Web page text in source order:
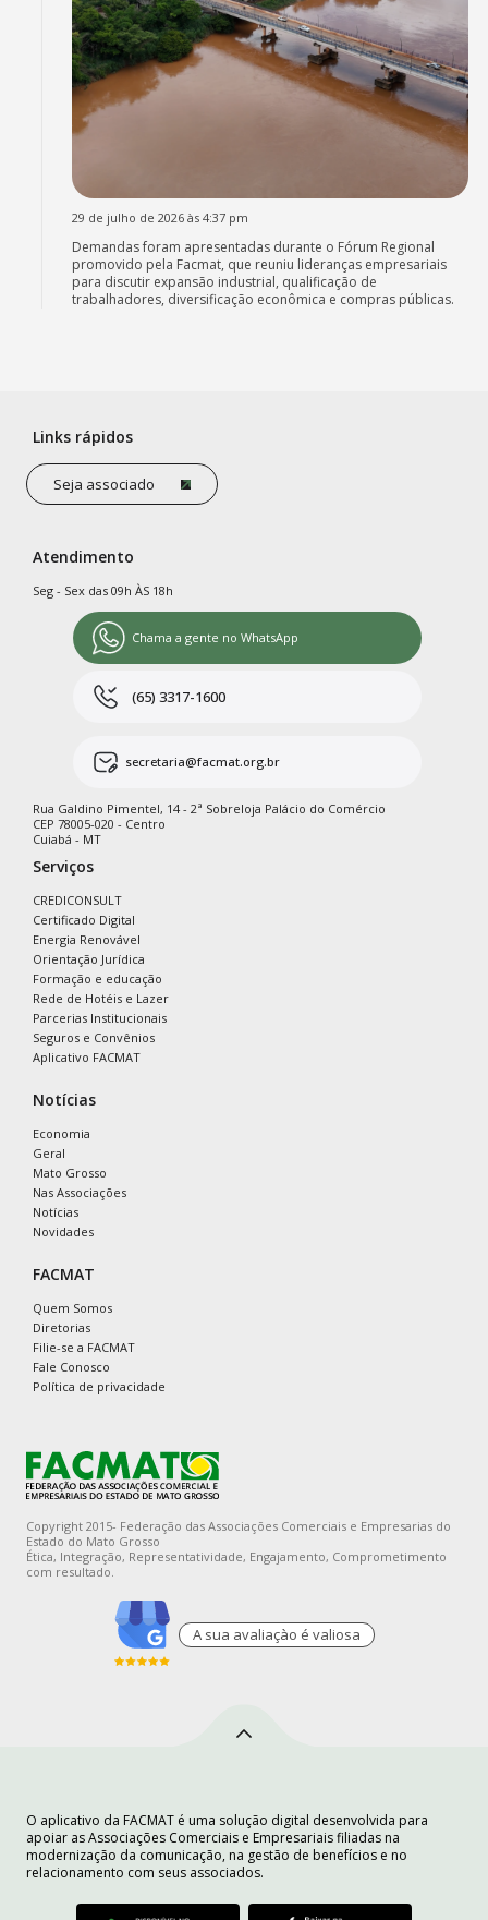
29 de julho de 2026 às 4:37 pm
Demandas foram apresentadas durante o Fórum Regional
promovido pela Facmat, que reuniu lideranças empresariais
para discutir expansão industrial, qualificação de
trabalhadores, diversificação econômica e compras públicas.
Links rápidos
Seja associado
Atendimento
Seg - Sex das 09h ÀS 18h
Chama a gente no WhatsApp
(65) 3317-1600
secretaria@facmat.org.br
Rua Galdino Pimentel, 14 - 2ª Sobreloja Palácio do Comércio
CEP 78005-020 - Centro
Cuiabá - MT
Serviços
CREDICONSULT
Certificado Digital
Energia Renovável
Orientação Jurídica
Formação e educação
Rede de Hotéis e Lazer
Parcerias Institucionais
Seguros e Convênios
Aplicativo FACMAT
Notícias
Economia
Geral
Mato Grosso
Nas Associações
Notícias
Novidades
FACMAT
Quem Somos
Diretorias
Filie-se a FACMAT
Fale Conosco
Política de privacidade
Copyright 2015- Federação das Associações Comerciais e Empresarias do
Estado do Mato Grosso
Ética, Integração, Representatividade, Engajamento, Comprometimento
com resultado.
A sua avaliaçào é valiosa
O aplicativo da FACMAT é uma solução digital desenvolvida para
apoiar as Associações Comerciais e Empresariais filiadas na
modernização da comunicação, na gestão de benefícios e no
relacionamento com seus associados.